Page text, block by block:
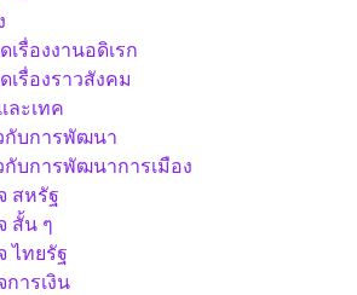
รื่องงานอดิเรก
เรื่องราวสังคม
ละเทค
กับการพัฒนา
กับการพัฒนาการเมือง
สหรัฐ
สั้น ๆ
ไทยรัฐ
ารเงิน